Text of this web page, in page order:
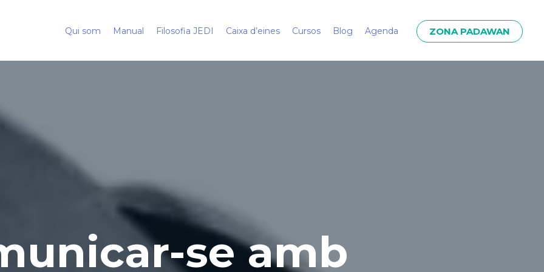
Qui som Manual Filosofia JEDI Caixa d’eines Cursos Blog Agenda ZONA PADAWAN
se amb